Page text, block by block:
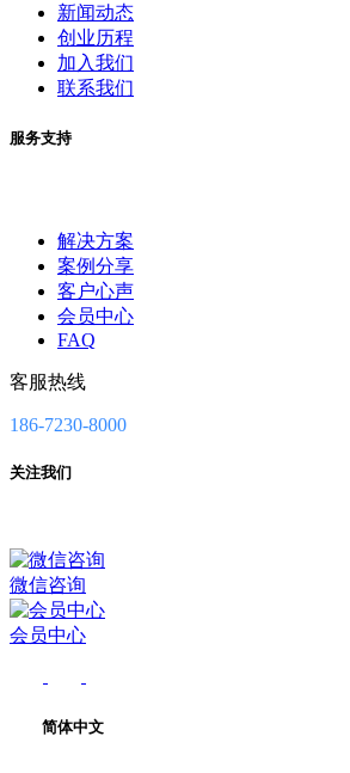
新闻动态
创业历程
加入我们
联系我们
服务支持
解决方案
案例分享
客户心声
会员中心
FAQ
客服热线
186-7230-8000
关注我们
微信咨询
会员中心
简体中文